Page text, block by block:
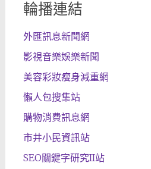
輪播連結
外匯訊息新聞網
影視音樂娛樂新聞
美容彩妝瘦身減重網
懶人包搜集站
購物消費訊息網
市井小民資訊站
SEO關鍵字研究II站